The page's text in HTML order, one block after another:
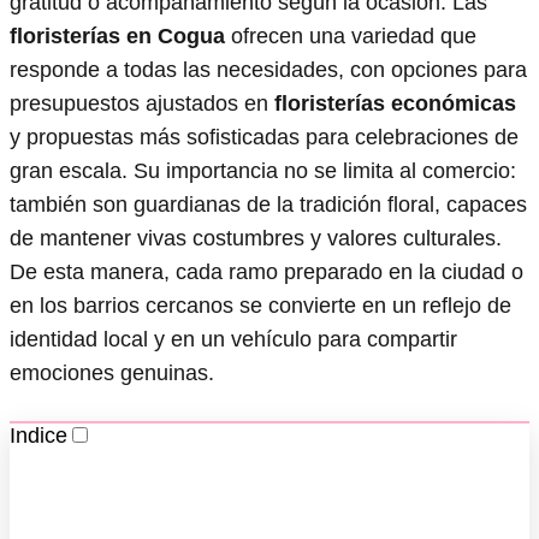
floristerías en Cogua ofrecen una variedad que
responde a todas las necesidades, con opciones para
presupuestos ajustados en floristerías económicas
y propuestas más sofisticadas para celebraciones de
gran escala. Su importancia no se limita al comercio:
también son guardianas de la tradición floral, capaces
de mantener vivas costumbres y valores culturales.
De esta manera, cada ramo preparado en la ciudad o
en los barrios cercanos se convierte en un reflejo de
identidad local y en un vehículo para compartir
emociones genuinas.
Indice